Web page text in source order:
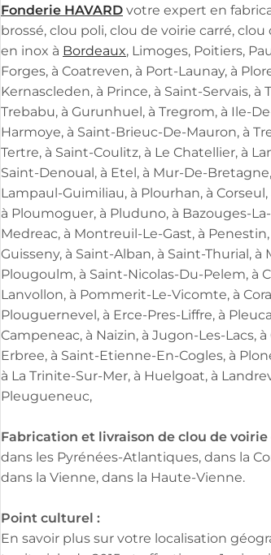
Fonderie HAVARDvotre expert en
brossé, clou poli, clou de voirie carré,
en inox à Bordeaux, Limoges, Poitiers,
Forges, à Coatreven, à Port-Launay, à
Kernascleden, à Prince, à Saint-Servais,
Trebabu, à Gurunhuel, à Tregrom, à Ile-
Harmoye, à Saint-Brieuc-De-Mauron, à
Tertre, à Saint-Coulitz, à Le Chatellier, à
Saint-Denoual, à Etel, à Mur-De-
Lampaul-Guimiliau, à Plourhan, à
à Ploumoguer, à Pluduno, à Bazouges-
Medreac, à Montreuil-Le-Gast, à
Guisseny, à Saint-Alban, à Saint-Thurial, à
Plougoulm, à Saint-Nicolas-Du-Pelem, à
Lanvollon, à Pommerit-Le-Vicomte, à
Plouguernevel, à Erce-Pres-Liffre, à
Campeneac, à Naizin, à Jugon-Les-Lacs,
Erbree, à Saint-Etienne-En-Cogles, à
à La Trinite-Sur-Mer, à Huelgoat, à
Pleugueneuc,
Fabrication et livraison de clou de
dans les Pyrénées-Atlantiques, dans la
dans la Vienne, dans la Haute-Vienne.
Point culturel :
En savoir plus sur votre localisation